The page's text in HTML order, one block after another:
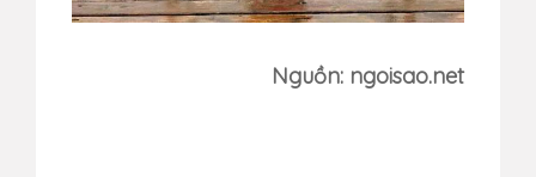
Nguồn: ngoisao.net